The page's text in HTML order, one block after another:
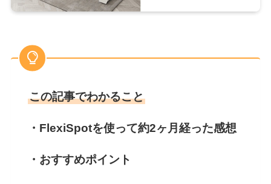
この記事でわかること
・FlexiSpotを使って約2ヶ月経った感想
・おすすめポイント